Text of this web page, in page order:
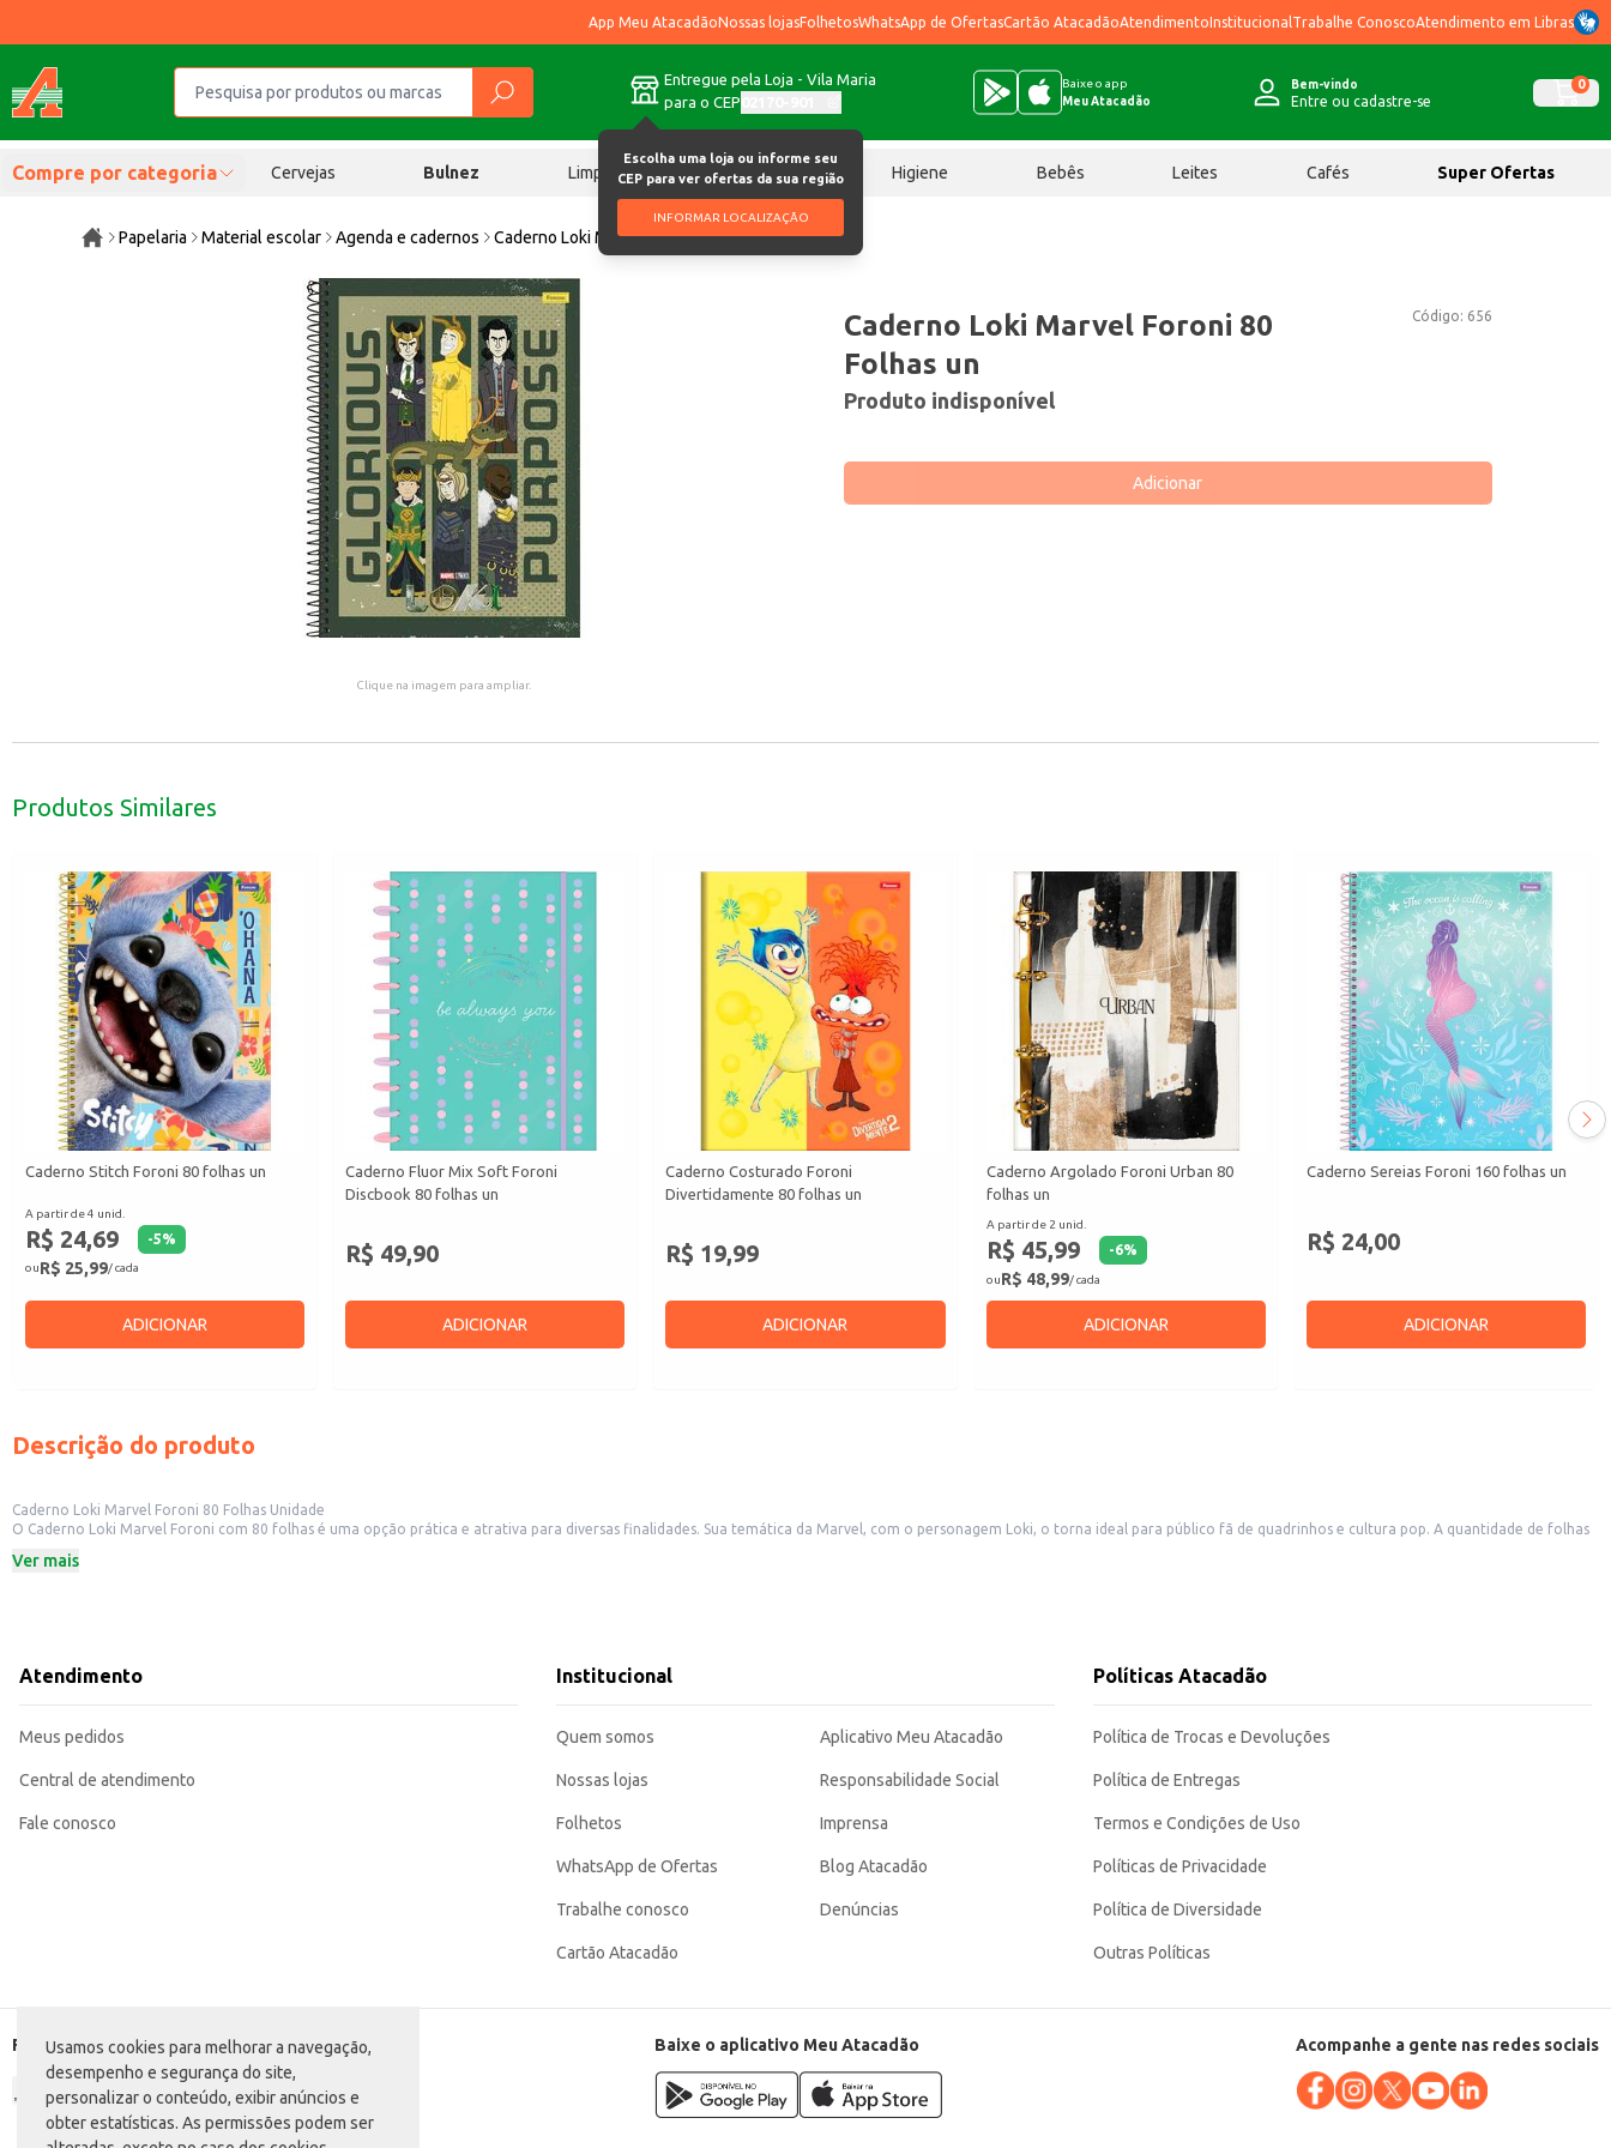
Usamos cookies para melhorar a navegação,
desempenho e segurança do site,
personalizar o conteúdo, exibir anúncios e
obter estatísticas. As permissões podem ser
App Meu AtacadãoNossas lojasFolhetosWhatsApp de OfertasCartão AtacadãoAtendimentoInstitucional Trabalhe ConoscoAtendimento em Libras
Entregue pela Loja - Vila Maria
para o CEP
Escolha uma loja ou informe seu
CEP para ver ofertas da sua região
INFORMAR LOCALIZAÇÃO
Baixe o app
Meu Atacadão
Bem-vindo
Entre ou cadastre-se
0
Compre por categoria Cervejas Bulnez Limpeza Chocolates Higiene Bebês Leites Cafés Super Ofertas
Papelaria Material escolar Agenda e cadernos Caderno Loki Marvel Foroni 80 Folhas un
Clique na imagem para ampliar.
Código: 656
Caderno Loki Marvel Foroni 80
Folhas un
Produto indisponível
Adicionar
Produtos Similares
Caderno Stitch Foroni 80 folhas un
A partir de 4 unid.
R$ 24,69 -5%
ouR$ 25,99/ cada
ADICIONAR
Caderno Fluor Mix Soft Foroni
Discbook 80 folhas un
R$ 49,90
ADICIONAR
Caderno Costurado Foroni
Divertidamente 80 folhas un
R$ 19,99
ADICIONAR
Caderno Argolado Foroni Urban 80
folhas un
A partir de 2 unid.
R$ 45,99 -6%
ouR$ 48,99/ cada
ADICIONAR
Caderno Sereias Foroni 160 folhas un
R$ 24,00
ADICIONAR
Descrição do produto
Caderno Loki Marvel Foroni 80 Folhas Unidade
O Caderno Loki Marvel Foroni com 80 folhas é uma opção prática e atrativa para diversas finalidades. Sua temática da Marvel, com o personagem Loki, o torna ideal para público fã de quadrinhos e cultura pop. A quantidade de folhas
Dicas de Uso:
final quanto para o revendedor.
Marca: Foroni
Categoria: Agenda e cadernos
EAN: 7908077454906
Ver mais
Atendimento
Meus pedidos
Central de atendimento
Fale conosco
Institucional
Quem somos
Nossas lojas
Folhetos
WhatsApp de Ofertas
Trabalhe conosco
Cartão Atacadão
Aplicativo Meu Atacadão
Responsabilidade Social
Imprensa
Blog Atacadão
Denúncias
Políticas Atacadão
Política de Trocas e Devoluções
Política de Entregas
Termos e Condições de Uso
Políticas de Privacidade
Política de Diversidade
Outras Políticas
Formas de pagamento Baixe o aplicativo Meu Atacadão Acompanhe a gente nas redes sociais